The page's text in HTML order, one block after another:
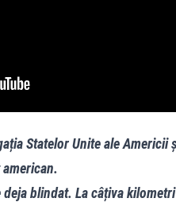
Statelor Unite ale
blindat. La câțiva